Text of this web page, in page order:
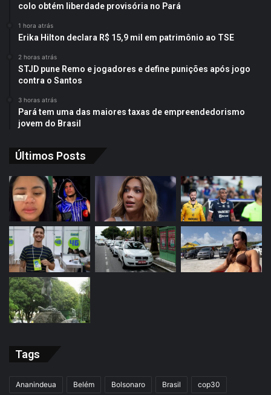
colo obtém liberdade provisória no Pará
1 hora atrás
Erika Hilton declara R$ 15,9 mil em patrimônio ao TSE
2 horas atrás
STJD pune Remo e jogadores e define punições após jogo
contra o Santos
3 horas atrás
Pará tem uma das maiores taxas de empreendedorismo
jovem do Brasil
Últimos Posts
Tags
Ananindeua Belém Bolsonaro Brasil cop30